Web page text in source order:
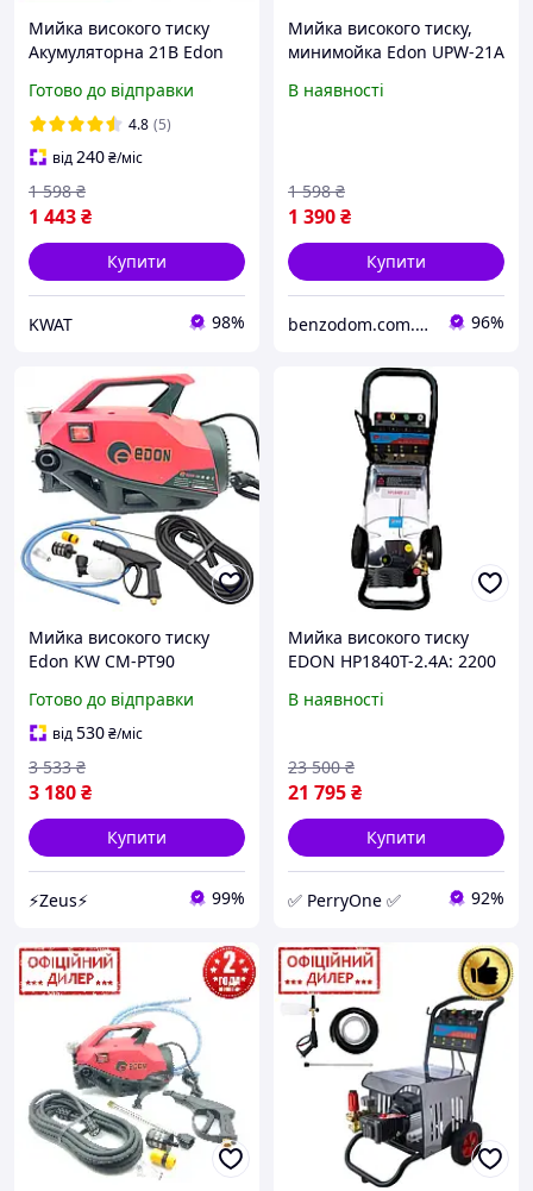
Мийка високого тиску
Акумуляторна 21В Edon
Готово до відправки
4.8 (5)
від240₴/міс
1 443₴
1 598 ₴
Купити
KWAT 98%
Мийка високого тиску,
минимойка Edon UPW-21A
В наявності
1 390₴
1 598 ₴
Купити
benzodom.com.ua 96%
Мийка високого тиску
Edon KW CM-PT90
води до 450 л/год тиск 90
бар
Готово до відправки
від530₴/міс
3 180₴
3 533 ₴
Купити
⚡Zeus⚡ 99%
Мийка високого тиску
EDON HP1840T-2.4A: 2200
2200 Вт, 50, для авто PER
В наявності
21 795₴
23 500 ₴
Купити
✅ PerryOne ✅ 92%